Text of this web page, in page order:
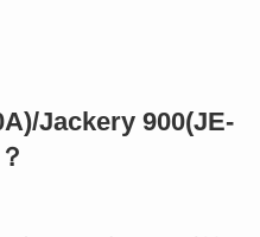
Jackery 900(JE-